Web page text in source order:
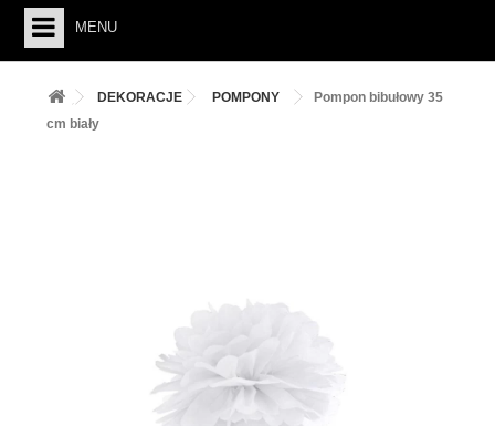
MENU
PIECZENIE
PODKŁADY /PRZEKŁADKI/WSPORNIKI/BANKETÓWKI
DEKORACJE POMPONY
Pompon bibułowy 35
cm biały